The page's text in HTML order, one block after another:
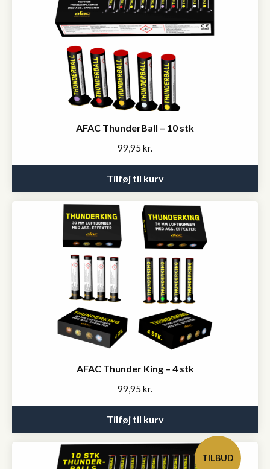
AFAC ThunderBall – 10 stk
99,95 kr.
Tilføj til kurv
AFAC Thunder King – 4 stk
99,95 kr.
Tilføj til kurv
TILBUD